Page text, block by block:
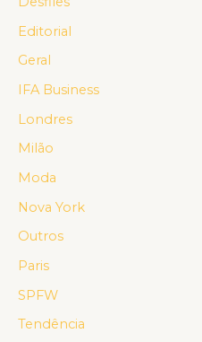
Editorial
Geral
IFA Business
Londres
Milão
Moda
Nova York
Outros
Paris
SPFW
Tendência